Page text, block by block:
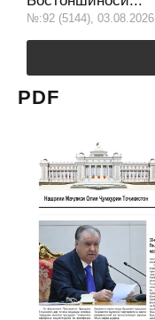
№:92 (5144), 03.08.2026
PDF